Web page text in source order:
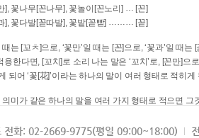
], 꽃나무[꼰나무], 꽃놀이[꼰노리] … [꼰]
], 꽃다발[꼳따발], 꽃밭[꼳빧] ……… [꼳]
때는 [꼬ㅊ]으로, ‘꽃만’일 때는 [꼰]으로, ‘꽃과’일 때
]로 소리 나는 말은 ‘꼬치’로, [꼰만]으로 소리 나는 말은 ‘꼰만’으로, [꼳꽈]로 소리 나는 말
되어 ‘꽃[花]’이라는 하나의 말이 여러 형태로 적히게
의미가 같은 하나의 말을 여러 가지 형태로 적으면
의미를 파악하는 데 효과적이다.
전화: 02-2669-9775(평일 09:00~18:00)